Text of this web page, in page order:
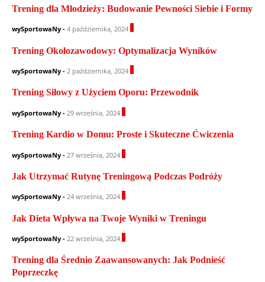
Trening dla Młodzieży: Budowanie Pewności Siebie i Formy
wySportowaNy - 4 października, 2024
Trening Okołozawodowy: Optymalizacja Wyników
wySportowaNy - 2 października, 2024
Trening Siłowy z Użyciem Oporu: Przewodnik
wySportowaNy - 29 września, 2024
Trening Kardio w Domu: Proste i Skuteczne Ćwiczenia
wySportowaNy - 27 września, 2024
Jak Utrzymać Rutynę Treningową Podczas Podróży
wySportowaNy - 24 września, 2024
Jak Dieta Wpływa na Twoje Wyniki w Treningu
wySportowaNy - 22 września, 2024
Trening dla Średnio Zaawansowanych: Jak Podnieść
Poprzeczkę